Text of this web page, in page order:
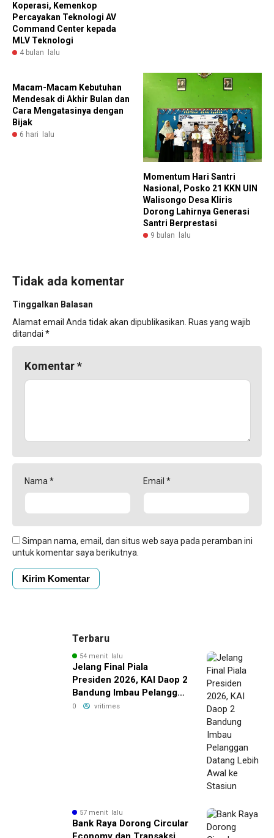
Koperasi, Kemenkop
Percayakan Teknologi AV
Command Center kepada
MLV Teknologi
4 bulan lalu
Macam-Macam Kebutuhan
Mendesak di Akhir Bulan dan
Cara Mengatasinya dengan
Bijak
6 hari lalu
Momentum Hari Santri
Nasional, Posko 21 KKN UIN
Walisongo Desa Kliris
Dorong Lahirnya Generasi
Santri Berprestasi
9 bulan lalu
Tidak ada komentar
Tinggalkan Balasan
Alamat email Anda tidak akan dipublikasikan. Ruas yang wajib
ditandai *
Komentar*
Nama * Email *
Simpan nama, email, dan situs web saya pada peramban ini
untuk komentar saya berikutnya.
Terbaru
54 menit lalu
Jelang Final Piala
Presiden 2026, KAI Daop 2
Bandung Imbau Pelanggan
Datang Lebih Awal ke
0 vritimes
57 menit lalu
Bank Raya Dorong Circular